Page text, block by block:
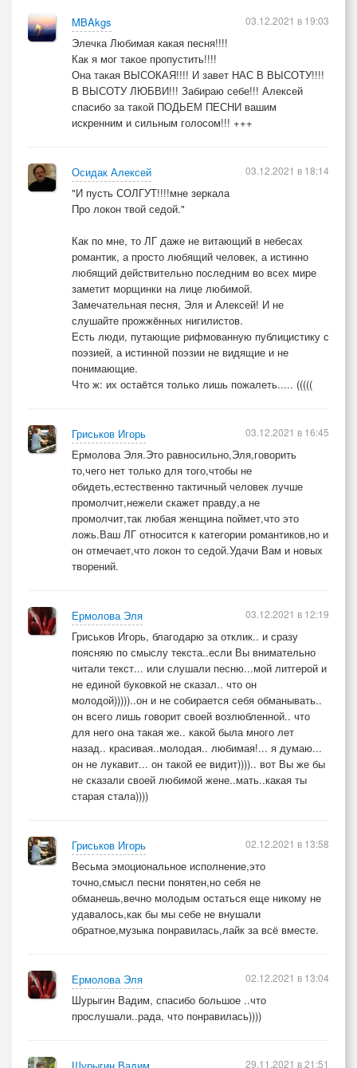
MBAkgs
Элечка Любимая какая песня!!!!
Как я мог такое пропустить!!!!
Она такая ВЫСОКАЯ!!!! И завет НАС В ВЫСОТУ!!!!
В ВЫСОТУ ЛЮБВИ!!! Забираю себе!!! Алексей
спасибо за такой ПОДЬЕМ ПЕСНИ вашим
искренним и сильным голосом!!! +++
03.12.2021 в 19:03
Осидак Алексей
"И пусть СОЛГУТ!!!!мне зеркала
Про локон твой седой."
Как по мне, то ЛГ даже не витающий в небесах
романтик, а просто любящий человек, а истинно
любящий действительно последним во всех мире
заметит морщинки на лице любимой.
Замечательная песня, Эля и Алексей! И не
слушайте прожжëнных нигилистов.
Есть люди, путающие рифмованную публицистику с
поэзией, а истинной поэзии не видящие и не
понимающие.
Что ж: их остаëтся только лишь пожалеть..... (((((
03.12.2021 в 18:14
Гриськов Игорь
Ермолова Эля.Это равносильно,Эля,говорить
то,чего нет только для того,чтобы не
обидеть,естественно тактичный человек лучше
промолчит,нежели скажет правду,а не
промолчит,так любая женщина поймет,что это
ложь.Ваш ЛГ относится к категории романтиков,но и
он отмечает,что локон то седой.Удачи Вам и новых
творений.
03.12.2021 в 16:45
Ермолова Эля
Гриськов Игорь, благодарю за отклик.. и сразу
поясняю по смыслу текста..если Вы внимательно
читали текст... или слушали песню...мой литгерой и
не единой буковкой не сказал.. что он
молодой)))))..он и не собирается себя обманывать..
он всего лишь говорит своей возлюбленной.. что
для него она такая же.. какой была много лет
назад.. красивая..молодая.. любимая!... я думаю...
он не лукавит... он такой ее видит)))).. вот Вы же бы
не сказали своей любимой жене..мать..какая ты
старая стала))))
03.12.2021 в 12:19
Гриськов Игорь
Весьма эмоциональное исполнение,это
точно,смысл песни понятен,но себя не
обманешь,вечно молодым остаться еще никому не
удавалось,как бы мы себе не внушали
обратное,музыка понравилась,лайк за всё вместе.
02.12.2021 в 13:58
Ермолова Эля
Шурыгин Вадим, спасибо большое ..что
прослушали..рада, что понравилась))))
02.12.2021 в 13:04
29.11.2021 в 21:51